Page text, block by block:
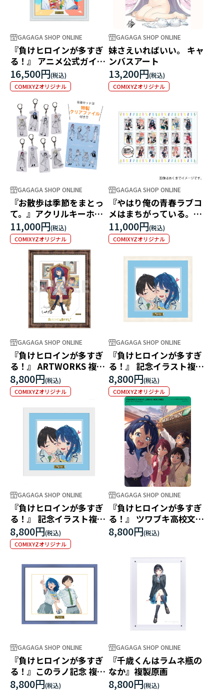
GAGAGA SHOP ONLINE
『負けヒロインが多すぎ
る！』 アニメ公式ガイド
複製原画
16,500円
COMIXYZオリジナル
GAGAGA SHOP ONLINE
妹さえいればいい。 キャ
ンバスアート
13,200円
COMIXYZオリジナル
GAGAGA SHOP ONLINE
『お散歩は季節をまとっ
て。』アクリルキーホル
ダー 全種セット
11,000円
COMIXYZオリジナル
GAGAGA SHOP ONLINE
『やはり俺の青春ラブコ
メはまちがっている。』
書影アクキーコンプリー
トセット
11,000円
COMIXYZオリジナル
GAGAGA SHOP ONLINE
『負けヒロインが多すぎ
る！』 ARTWORKS 複製
原画
8,800円
COMIXYZオリジナル
GAGAGA SHOP ONLINE
『負けヒロインが多すぎ
る！』 記念イラスト複製
原画 額縁A
8,800円
COMIXYZオリジナル
GAGAGA SHOP ONLINE
『負けヒロインが多すぎ
る！』 記念イラスト複製
原画 額縁B
8,800円
COMIXYZオリジナル
GAGAGA SHOP ONLINE
『負けヒロインが多すぎ
る！』 ツワブキ高校文芸
部課外活動【完全生産限
定版】Blu-ray
8,800円
GAGAGA SHOP ONLINE
『負けヒロインが多すぎ
る！』このラノ記念 複製
原画 B
8,800円
GAGAGA SHOP ONLINE
『千歳くんはラムネ瓶の
なか』複製原画
8,800円